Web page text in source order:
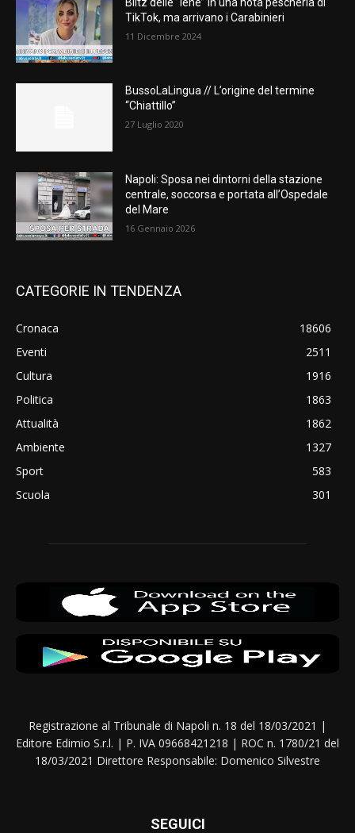
TikTok, ma arrivano i Carabinieri
11 Dicembre 2024
BussoLaLingua // L’origine del termine
“Chiattillo”
27 Luglio 2020
Napoli: Sposa nei dintorni della stazione
centrale, soccorsa e portata all’Ospedale
del Mare
16 Gennaio 2026
CATEGORIE IN TENDENZA
Cronaca
18606
Eventi
2511
Cultura
1916
Politica
1863
Attualità
1862
Ambiente
1327
Sport
583
Scuola
301
Registrazione al Tribunale di Napoli n. 18 del 18/03/2021 |
Editore Edimio S.r.l. | P. IVA 09668421218 | ROC n. 1780/21 del
18/03/2021 Direttore Responsabile: Domenico Silvestre
SEGUICI